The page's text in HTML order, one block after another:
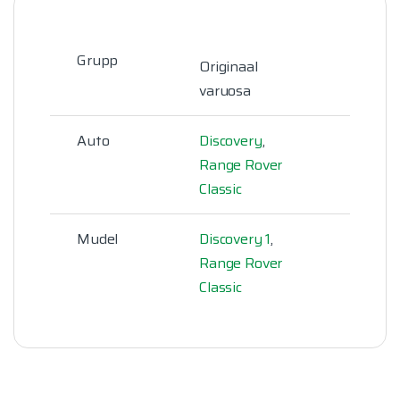
Grupp
Originaal
varuosa
Auto Discovery,
Range Rover
Classic
Mudel Discovery 1,
Range Rover
Classic